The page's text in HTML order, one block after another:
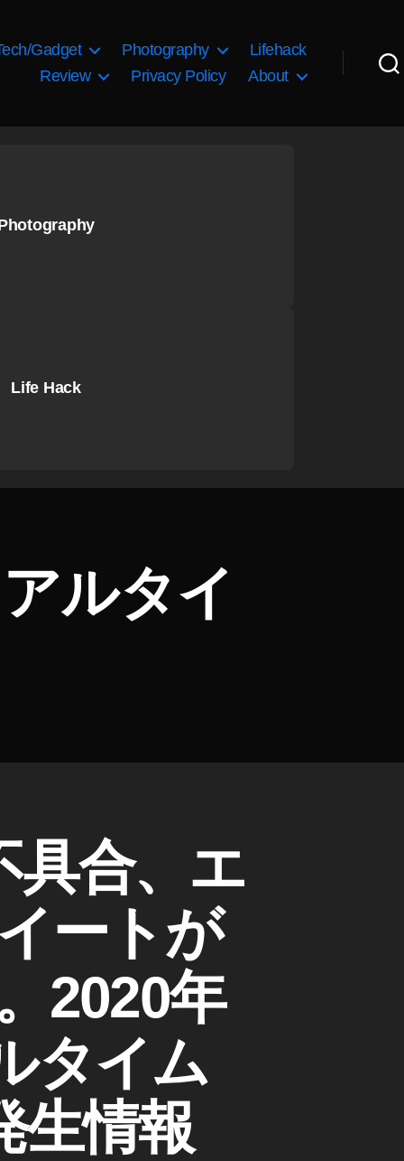
Gadget Photography
Lifehack
Review
Privacy Policy About
Life Hack
ルタイ
合、エ
ートが
2020年
タイム
生情報